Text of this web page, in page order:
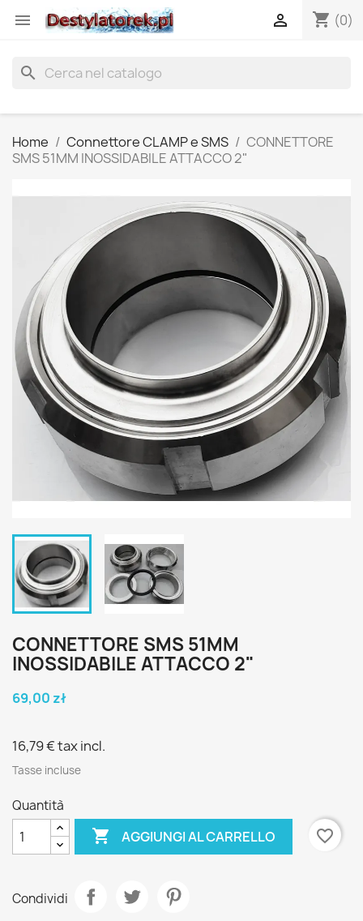
 shopping_cart (0)

search
Home Connettore CLAMP e SMS
CONNETTORE
SMS 51MM INOSSIDABILE ATTACCO 2"
CONNETTORE SMS 51MM
INOSSIDABILE ATTACCO 2"
69,00 zł
16,79 €tax incl.
Tasse incluse
Quantità
 AGGIUNGI AL CARRELLO favorite_border
Condividi